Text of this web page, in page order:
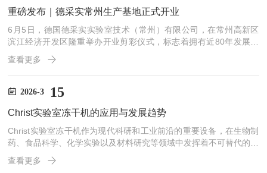
重磅发布｜德采实常州生产基地正式开业
6月5日，德国德采实实验室技术（常州）有限公司，在常州高新区
滨江经济开发区隆重举办开业剪彩仪式，标志着拥有近80年发展历
史的德国Christ/Sigma集团中国生产基地正式落地，全新国产机型Si
gma3-16KL正式下线。常州市新北区副区长吴文博、德国Sigma离
心机有限公司董事长MichaelSander博士等领导出席活动，常州市电
视台进行现场报道。80年技术积淀：德系精工，中国制造本次落地
海外全资工厂...
查看更多
2026-3 15
Christ实验室冻干机的应用与发展趋势
Christ实验室冻干机作为现代科研和工业前沿的重要设备，在生物制
药、食品科学、化学实验以及材料研究等领域中发挥着不可替代的作
用。其核心优势在于能够在低温和真空条件下，通过升华原理去除物
料水分，从而保持活性成分、结构特性和生物功能。这种低温干燥技
查看更多